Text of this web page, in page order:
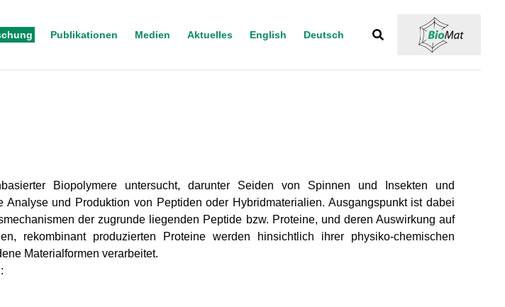
Publikationen Medien Aktuelles English Deutsch
Biopolymere untersucht, darunter Seiden von Spinnen und Insekten und
und Produktion von Peptiden oder Hybridmaterialien. Ausgangspunkt ist dabei
der zugrunde liegenden Peptide bzw. Proteine, und deren Auswirkung auf
rekombinant produzierten Proteine werden hinsichtlich ihrer physiko-chemischen
Materialformen verarbeitet.